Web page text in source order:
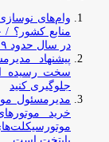
وام‌های
در سال حدود ۱۹ سال طول می‌کشد
پیشنهاد
سخت رسیده
جلوگیری کنید
مدیرمسئول
خرید
پایتخت است